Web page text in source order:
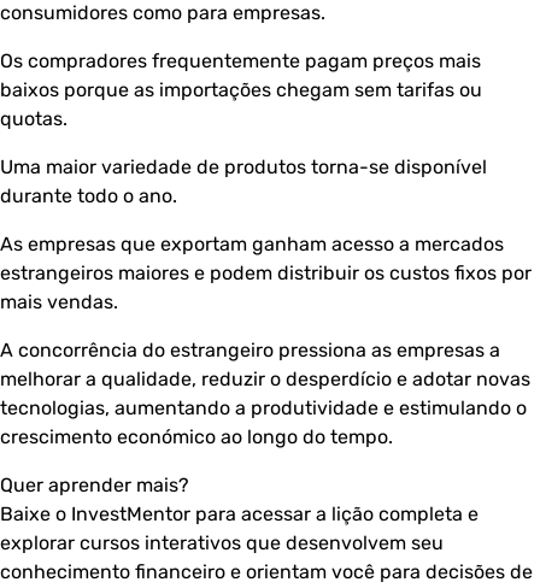
consumidores como para empresas.
Os compradores frequentemente pagam preços mais
baixos porque as importações chegam sem tarifas ou
quotas.
Uma maior variedade de produtos torna-se disponível
durante todo o ano.
As empresas que exportam ganham acesso a mercados
estrangeiros maiores e podem distribuir os custos fixos por
mais vendas.
A concorrência do estrangeiro pressiona as empresas a
melhorar a qualidade, reduzir o desperdício e adotar novas
tecnologias, aumentando a produtividade e estimulando o
crescimento económico ao longo do tempo.
Quer aprender mais?
Baixe o InvestMentor para acessar a lição completa e
explorar cursos interativos que desenvolvem seu
conhecimento financeiro e orientam você para decisões de